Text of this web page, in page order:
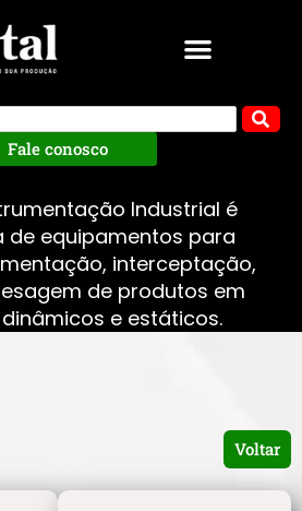
Fale conosco
Industrial é
de equipamentos para
interceptação,
de produtos em
e estáticos.
Voltar